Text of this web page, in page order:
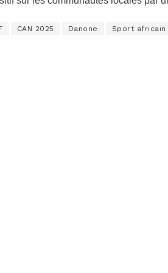
CAN 2025 Danone Sport africain